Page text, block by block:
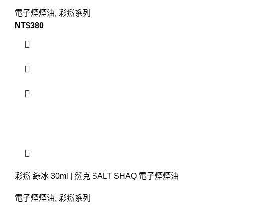
電子煙煙油, 彩鯊系列
NT$380
彩鯊 綠冰 30ml | 鯊克 SALT SHAQ 電子煙煙油
電子煙煙油, 彩鯊系列